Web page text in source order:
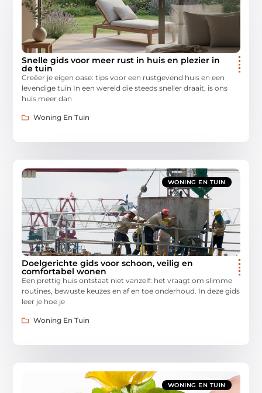
Snelle gids voor meer rust in huis en plezier in
de tuin
Creëer je eigen oase: tips voor een rustgevend huis en een
levendige tuin In een wereld die steeds sneller draait, is ons
huis meer dan
Woning En Tuin
WONING EN TUIN
Doelgerichte gids voor schoon, veilig en
comfortabel wonen
Een prettig huis ontstaat niet vanzelf: het vraagt om slimme
routines, bewuste keuzes en af en toe onderhoud. In deze gids
leer je hoe je
Woning En Tuin
WONING EN TUIN